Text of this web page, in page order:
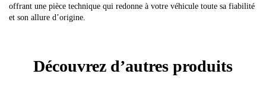
offrant une pièce technique qui redonne à votre véhicule toute sa fiabilité
et son allure d’origine.
Découvrez d’autres produits